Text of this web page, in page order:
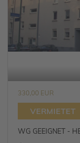
330,00 EUR
VERMIETET
WG GEEIGNET -